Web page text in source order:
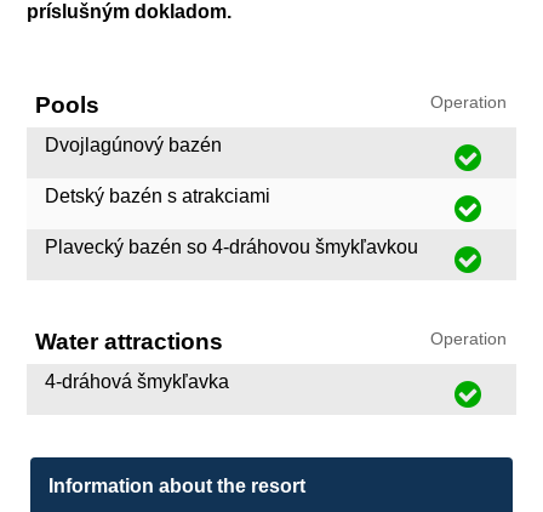
príslušným dokladom.
Pools Operation
Dvojlagúnový bazén
Detský bazén s atrakciami
Plavecký bazén so 4-dráhovou šmykľavkou
Water attractions Operation
4-dráhová šmykľavka
Information about the resort